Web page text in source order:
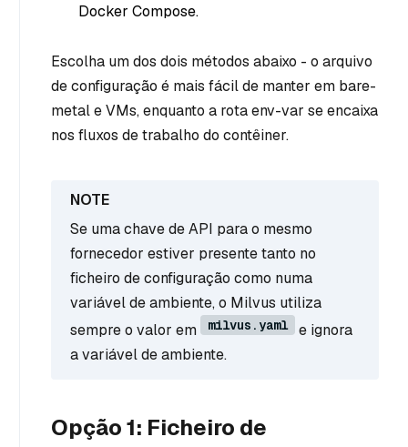
Docker Compose.
Escolha um dos dois métodos abaixo - o arquivo
de configuração é mais fácil de manter em bare-
metal e VMs, enquanto a rota env-var se encaixa
nos fluxos de trabalho do contêiner.
Se uma chave de API para o mesmo
fornecedor estiver presente tanto no
ficheiro de configuração como numa
variável de ambiente, o Milvus utiliza
sempre o valor em
milvus.yaml
e ignora
a variável de ambiente.
Opção 1: Ficheiro de